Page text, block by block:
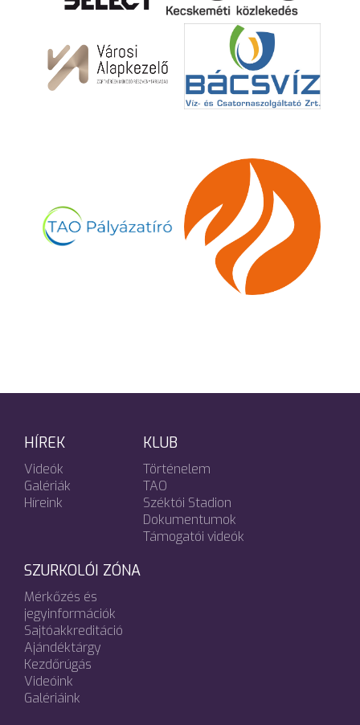
HÍREK
Videók
Galériák
Híreink
KLUB
Történelem
TAO
Széktói Stadion
Dokumentumok
Támogatói videók
SZURKOLÓI ZÓNA
Mérkőzés és
jegyinformációk
Sajtóakkreditáció
Ajándéktárgy
Kezdőrúgás
Videóink
Galériáink